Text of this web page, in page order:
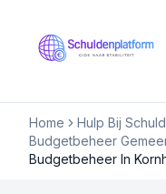
Home
Hulp Bij
Budgetbeheer
Budgetbeheer In